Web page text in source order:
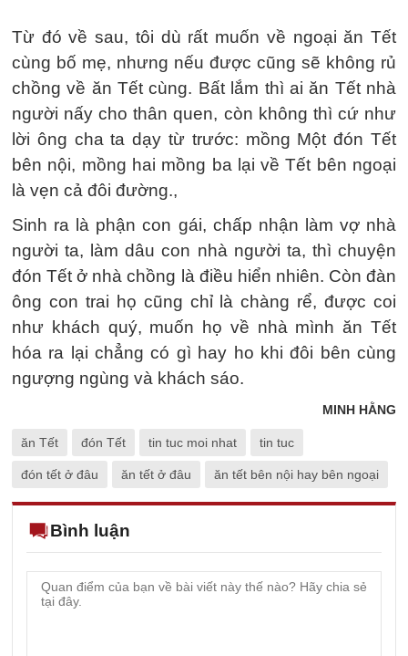
Từ đó về sau, tôi dù rất muốn về ngoại ăn Tết
cùng bố mẹ, nhưng nếu được cũng sẽ không rủ
chồng về ăn Tết cùng. Bất lắm thì ai ăn Tết nhà
người nấy cho thân quen, còn không thì cứ như
lời ông cha ta dạy từ trước: mồng Một đón Tết
bên nội, mồng hai mồng ba lại về Tết bên ngoại
là vẹn cả đôi đường.,
Sinh ra là phận con gái, chấp nhận làm vợ nhà
người ta, làm dâu con nhà người ta, thì chuyện
đón Tết ở nhà chồng là điều hiển nhiên. Còn đàn
ông con trai họ cũng chỉ là chàng rể, được coi
như khách quý, muốn họ về nhà mình ăn Tết
hóa ra lại chẳng có gì hay ho khi đôi bên cùng
ngượng ngùng và khách sáo.
MINH HẰNG
ăn Tết đón Tết tin tuc moi nhat tin tuc
đón tết ở đâu ăn tết ở đâu ăn tết bên nội hay bên ngoại
Bình luận